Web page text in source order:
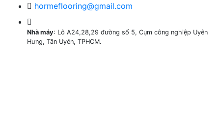
hormeflooring@gmail.com
Nhà máy: Lô A24,28,29 đường số 5, Cụm công nghiệp Uyên
Hưng, Tân Uyên, TPHCM.